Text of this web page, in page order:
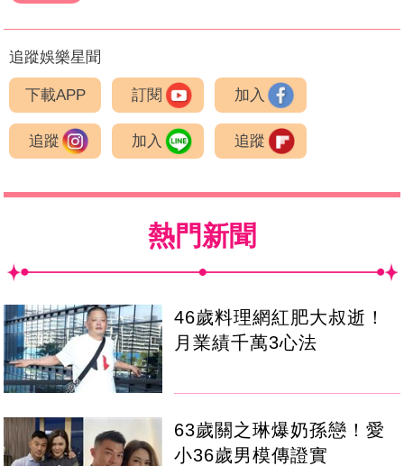
追蹤娛樂星聞
下載APP 訂閱 加入
追蹤 加入 追蹤
熱門新聞
46歲料理網紅肥大叔逝！
月業績千萬3心法
63歲關之琳爆奶孫戀！愛
小36歲男模傳證實